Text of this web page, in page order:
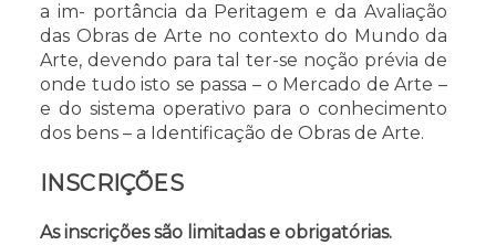
a im- portância da Peritagem e da Avaliação
das Obras de Arte no contexto do Mundo da
Arte, devendo para tal ter-se noção prévia de
onde tudo isto se passa – o Mercado de Arte –
e do sistema operativo para o conhecimento
dos bens – a Identificação de Obras de Arte.
INSCRIÇÕES
As inscrições são limitadas e obrigatórias.